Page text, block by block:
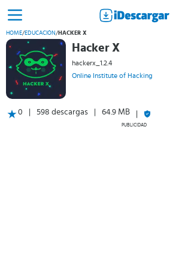
HOME/EDUCACIÓN/ HACKER X
Hacker X
hackerx_1.2.4
Online Institute of Hacking
0 598 descargas 64.9 MB
PUBLICIDAD